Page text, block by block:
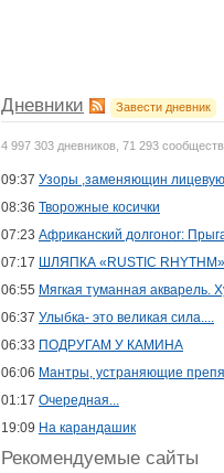
Дневники Завести дневник
4 997 303 дневников, 71 293
09:37 Узоры ,заменяющин лицевую
08:36 Творожные косички
07:23 Африканский долгоног:
07:17 ШЛЯПКА «RUSTIC RHYTHM»
06:55 Мягкая туманная акварель.
06:37 Улыбка- это великая сила....
06:33 ПОДРУГАМ У КАМИНА
06:06 Мантры, устраняющие
01:17 Очередная...
19:09 На карандашик
Рекомендуемые сайты